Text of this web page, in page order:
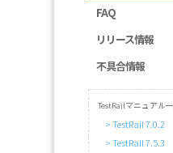
FAQ
リリース情報
不具合情報
TestRailマニュアル
> TestRail 7.0.2
> TestRail 7.5.3